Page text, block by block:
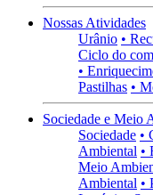
Nossas Atividades
Urânio •
Ciclo do
•
Pastilhas •
Sociedade e Meio
Sociedade •
Ambiental •
Meio
Ambiental •